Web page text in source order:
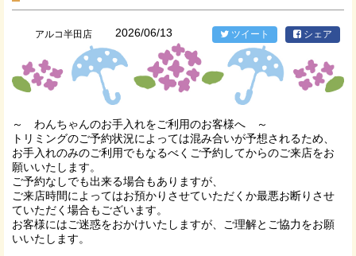
アルコ半田店 2026/06/13 ツイート シェア
～ わんちゃんのお手入れをご利用のお客様へ ～
トリミングのご予約状況によっては混み合いが予想されるため、
お手入れのみのご利用でもなるべくご予約してからのご来店をお
願いいたします。
ご予約なしでも出来る場合もありますが、
ご来店時間によってはお預かりさせていただくか最悪お断りさせ
ていただく場合もございます。
お客様にはご迷惑をおかけいたしますが、ご理解とご協力をお願
いいたします。